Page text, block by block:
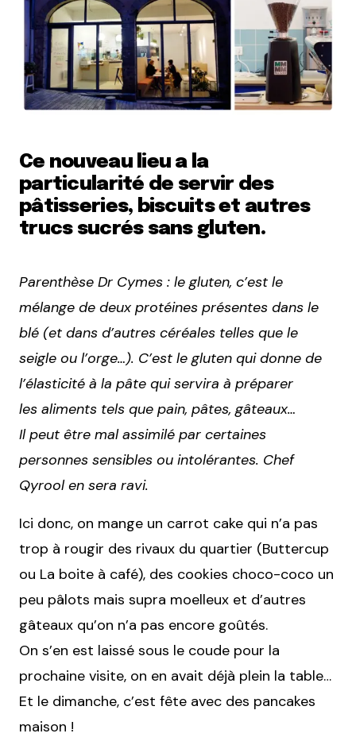
Ce nouveau lieu a la
particularité de servir des
pâtisseries, biscuits et autres
trucs sucrés sans gluten.
Parenthèse Dr Cymes : le gluten, c’est le
mélange de deux protéines présentes dans le
blé (et dans d’autres céréales telles que le
seigle ou l’orge…). C’est le gluten qui donne de
l’élasticité à la pâte qui servira à préparer
les aliments tels que pain, pâtes, gâteaux…
Il peut être mal assimilé par certaines
personnes sensibles ou intolérantes. Chef
Qyrool en sera ravi.
Ici donc, on mange un carrot cake qui n’a pas
trop à rougir des rivaux du quartier (Buttercup
ou La boite à café), des cookies choco-coco un
peu pâlots mais supra moelleux et d’autres
gâteaux qu’on n’a pas encore goûtés.
On s’en est laissé sous le coude pour la
prochaine visite, on en avait déjà plein la table…
Et le dimanche, c’est fête avec des pancakes
maison !